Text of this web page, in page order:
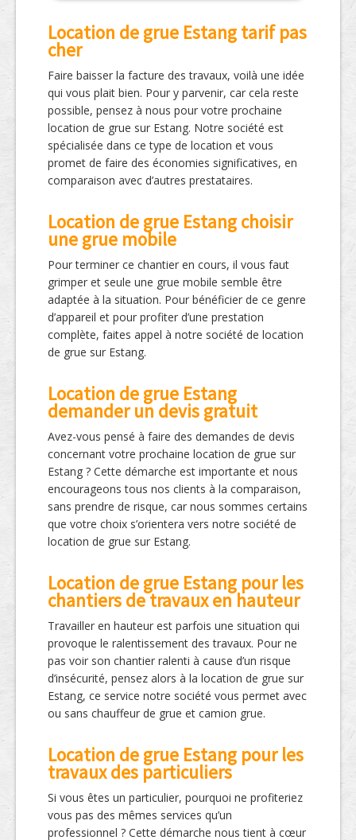
Location de grue Estang tarif pas
cher
Faire baisser la facture des travaux, voilà une idée
qui vous plait bien. Pour y parvenir, car cela reste
possible, pensez à nous pour votre prochaine
location de grue sur Estang. Notre société est
spécialisée dans ce type de location et vous
promet de faire des économies significatives, en
comparaison avec d’autres prestataires.
Location de grue Estang choisir
une grue mobile
Pour terminer ce chantier en cours, il vous faut
grimper et seule une grue mobile semble être
adaptée à la situation. Pour bénéficier de ce genre
d’appareil et pour profiter d’une prestation
complète, faites appel à notre société de location
de grue sur Estang.
Location de grue Estang
demander un devis gratuit
Avez-vous pensé à faire des demandes de devis
concernant votre prochaine location de grue sur
Estang ? Cette démarche est importante et nous
encourageons tous nos clients à la comparaison,
sans prendre de risque, car nous sommes certains
que votre choix s’orientera vers notre société de
location de grue sur Estang.
Location de grue Estang pour les
chantiers de travaux en hauteur
Travailler en hauteur est parfois une situation qui
provoque le ralentissement des travaux. Pour ne
pas voir son chantier ralenti à cause d’un risque
d’insécurité, pensez alors à la location de grue sur
Estang, ce service notre société vous permet avec
ou sans chauffeur de grue et camion grue.
Location de grue Estang pour les
travaux des particuliers
Si vous êtes un particulier, pourquoi ne profiteriez
vous pas des mêmes services qu’un
professionnel ? Cette démarche nous tient à cœur